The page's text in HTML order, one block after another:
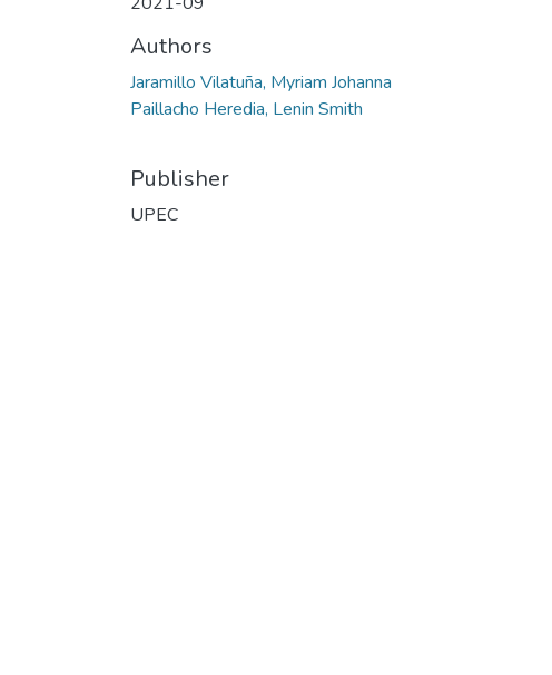
Authors
Jaramillo Vilatuña, Myriam Johanna
Paillacho Heredia, Lenin Smith
Publisher
UPEC